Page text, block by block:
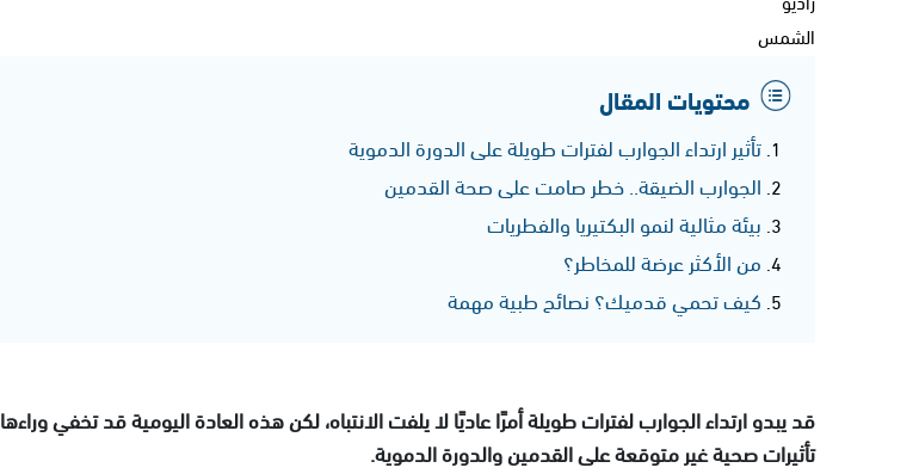
محتويات المقال
تأثير ارتداء الجوارب لفترات طويلة على الدورة الدموية
الجوارب الضيقة.. خطر صامت على صحة القدمين
بيئة مثالية لنمو البكتيريا والفطريات
من الأكثر عرضة للمخاطر؟
كيف تحمي قدميك؟ نصائح طبية مهمة
قد يبدو ارتداء الجوارب لفترات طويلة أمرًا عاديًا لا يلفت الانتباه، لكن هذه العادة اليومية قد تخفي وراءها
تأثيرات صحية غير متوقعة على القدمين والدورة الدموية.